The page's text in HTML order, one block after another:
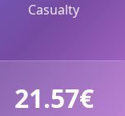
Casualty
21.57€